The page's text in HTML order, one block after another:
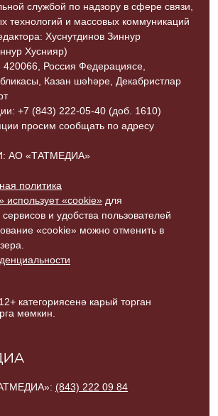
службой по надзору в сфере связи,
технологий и массовых коммуникаций
Хуснутдинов Зиннур
Хуснияр)
420066, Россия Федерациясе,
Казан шәһәре, Декабристлар
+7 (843) 222-05-40 (доб. 1610)
просим сообщать по адресу
АО «ТАТМЕДИА»
политика
«cookie» для
и удобства пользователей
«cookie» можно отменить в
категориясенә карый торган
мөмкин.
(843) 222 09 84